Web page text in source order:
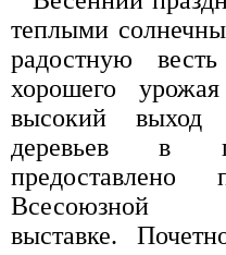
теплыми
радостную
хорошего
высокий выход
деревьев в
Всесоюзной
выставке.